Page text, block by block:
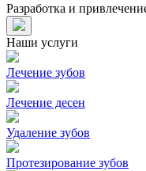
Разработка и
Наши услуги
Лечение зубов
Лечение десен
Удаление зубов
Протезирование зубов